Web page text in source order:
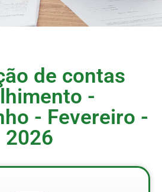
de contas
-
- Fevereiro -
2026